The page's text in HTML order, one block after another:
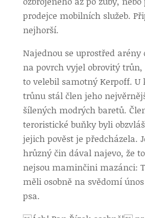
prodejce mobilních služeb.
nejhorší.
Najednou se uprostřed arény
na povrch vyjel obrovitý
to velebil samotný Kerpoff. U
trůnu stál člen jeho
šílených modrých baretů.
teroristické buňky byli
jejich pověst je předcházela.
hrůzný čin dával najevo, že
nejsou maminčini mazánci:
měli osobně na svědomí
psa.